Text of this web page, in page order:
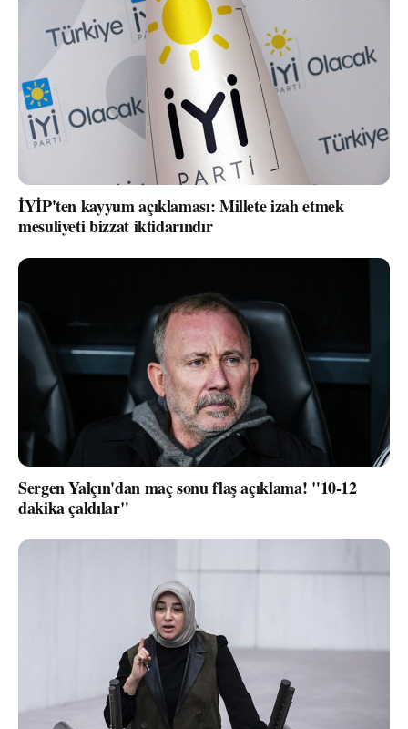
İYİP'ten kayyum açıklaması: Millete izah etmek
mesuliyeti bizzat iktidarındır
Sergen Yalçın'dan maç sonu flaş açıklama! "10-12
dakika çaldılar"